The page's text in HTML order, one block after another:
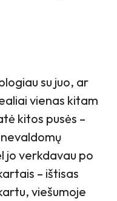
su juo, ar
vienas kitam
kitos pusės –
jo verkdavau po
– ištisas
viešumoje